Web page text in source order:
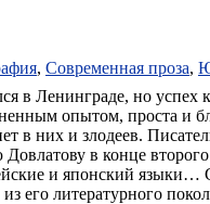
, Современная проза,
в Ленинграде, но
опытом, проста и
в них и злодеев.
в конце
и японский
его литературного